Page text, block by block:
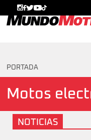
PORTADA
Motos
NOTICIAS